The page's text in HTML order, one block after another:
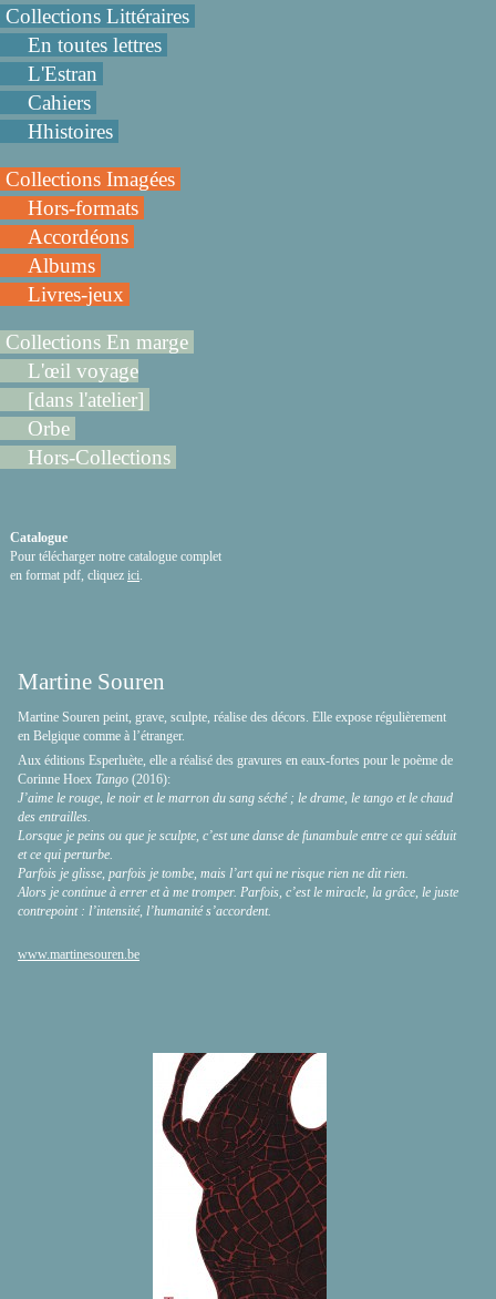
Collections Littéraires
En toutes lettres
L'Estran
Cahiers
Hhistoires
Collections Imagées
Hors-formats
Accordéons
Albums
Livres-jeux
Collections En marge
L'œil voyage
[dans l'atelier]
Orbe
Hors-Collections
Catalogue
Pour télécharger notre catalogue complet
en format pdf, cliquez ici
Martine Souren
Martine Souren peint, grave, sculpte, réalise des décors. Elle expose régulièrement
en Belgique comme à l’étranger.
Aux éditions Esperluète, elle a réalisé des gravures en eaux-fortes pour le poème de
Corinne Hoex Tango (2016):
J’aime le rouge, le noir et le marron du sang séché ; le drame, le tango et le chaud
des entrailles.
Lorsque je peins ou que je sculpte, c’est une danse de funambule entre ce qui séduit
et ce qui perturbe.
Parfois je glisse, parfois je tombe, mais l’art qui ne risque rien ne dit rien.
Alors je continue à errer et à me tromper. Parfois, c’est le miracle, la grâce, le juste
contrepoint : l’intensité, l’humanité s’accordent.
www.martinesouren.be